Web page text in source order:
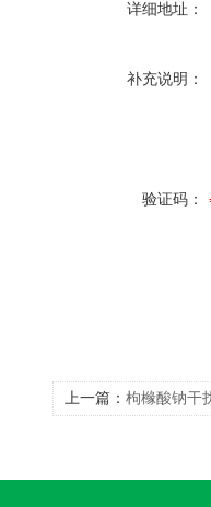
详细地址：
补充说明：
验证码：
上一篇： 枸橼酸钠干